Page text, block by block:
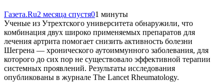
Газета.Ru2 месяца спустя01 минуты
Ученые из Утрехтского университета обнаружили, что
комбинация двух широко применяемых препаратов для
лечения артрита помогает снизить активность болезни
Шегрена — хронического аутоиммунного заболевания, для
которого до сих пор не существовало эффективной терапии
системных проявлений. Результаты исследования
опубликованы в журнале The Lancet Rheumatology.